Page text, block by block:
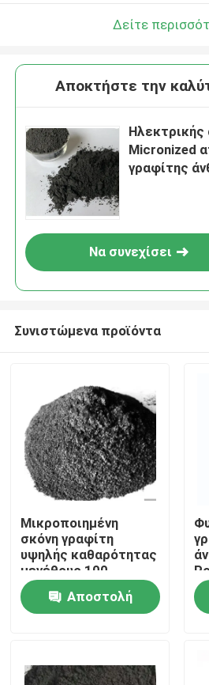
Σπίτι
Περίπου εμείς
Δείτε
Αποκτήστε την
Ηλεκτρικής
Micronized
γραφίτης
Να συνεχίσει
Συνιστώμενα προϊόντα
Μικροποιημένη
σκόνη γραφίτη
υψηλής καθαρότητας
μεγέθους 100
πλέκων για
λιπαντικόΑποστολή